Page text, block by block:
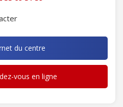
du centre
vous en ligne